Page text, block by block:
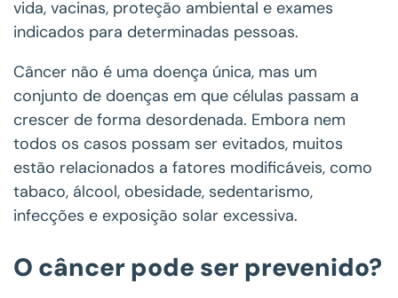
vida, vacinas, proteção ambiental e exames
indicados para determinadas pessoas.
Câncer não é uma doença única, mas um
conjunto de doenças em que células passam a
crescer de forma desordenada. Embora nem
todos os casos possam ser evitados, muitos
estão relacionados a fatores modificáveis, como
tabaco, álcool, obesidade, sedentarismo,
infecções e exposição solar excessiva.
O câncer pode ser prevenido?